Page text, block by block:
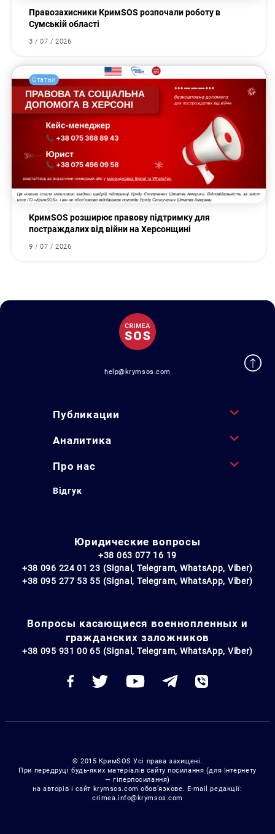
Правозахисники КримSOS розпочали роботу в
Сумській області
3 / 07 / 2026
Статьи
КримSOS розширює правову підтримку для
постраждалих від війни на Херсонщині
9 / 07 / 2026
help@krymsos.com
Публикации
Аналитика
Про нас
Відгук
Юридические вопросы
+38 063 077 16 19
+38 096 224 01 23 (Signal, Telegram, WhatsApp, Viber)
+38 095 277 53 55 (Signal, Telegram, WhatsApp, Viber)
Вопросы касающиеся военнопленных и
гражданских заложников
+38 095 931 00 65 (Signal, Telegram, WhatsApp, Viber)
© 2015 КримSOS Усі права захищені.
При передруці будь-яких матеріалів сайту посилання (для Інтернету
— гіперпосилання)
на авторів і сайт krymsos.com обов’язкове. E-mail редакції:
crimea.info@krymsos.com